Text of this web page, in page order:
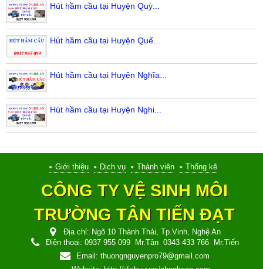
Hút hầm cầu tại Huyện Quỳ...
Hút hầm cầu tại Huyện Quế...
Hút hầm cầu tại Huyện Nghĩa...
Hút hầm cầu tại Huyện Nghi...
Giới thiệu Dịch vụ Thành viên Thống kê
CÔNG TY VỆ SINH MÔI
TRƯỜNG TÂN TIẾN ĐẠT
Địa chỉ: Ngõ 10 Thành Thái, Tp.Vinh, Nghệ An
Điện thoại: 0937 955 099 Mr.Tân 0343 433 766
Mr.Tiến
Email: thuongnguyenpro79@gmail.com